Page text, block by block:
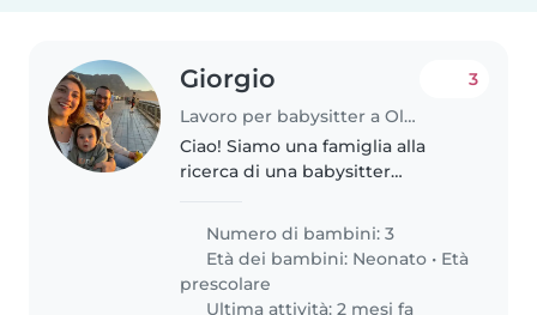
Giorgio
Lavoro per babysitter a Oleggio Castello
3
Ciao! Siamo una famiglia alla
ricerca di una babysitter
gemelli di un anno e uno di tre
anni. I nostri bambini sono
curiosi, loquaci e amichevoli...
Numero di bambini: 3
Età dei bambini: Neonato • Età
prescolare
Ultima attività: 2 mesi fa